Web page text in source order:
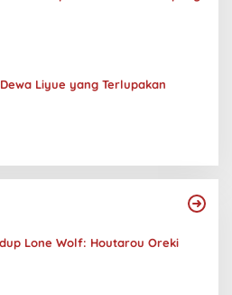
Liyue yang Terlupakan
Lone Wolf: Houtarou Oreki